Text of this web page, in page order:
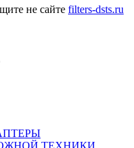
не сайте filters-dsts.ru
ТЕХНИКИ